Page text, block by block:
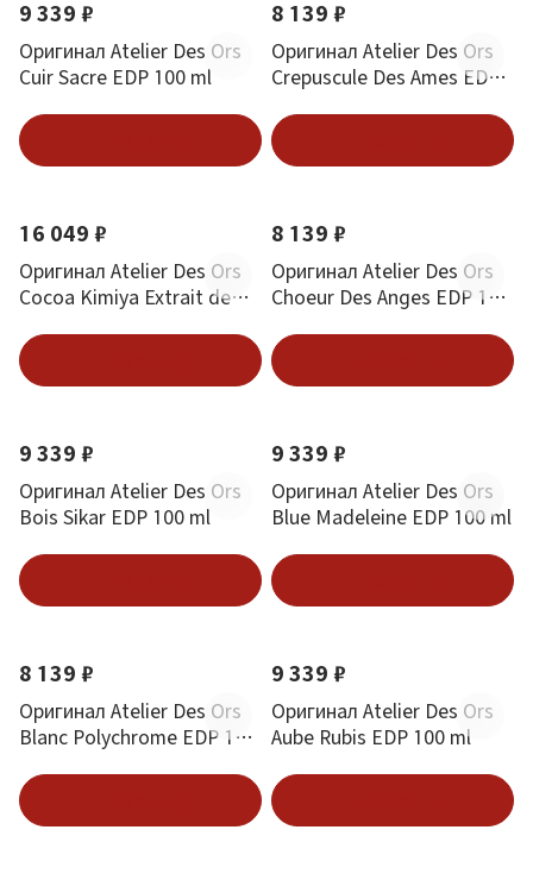
9 339 ₽
Оригинал Atelier Des Ors
Cuir Sacre EDP 100 ml
8 139 ₽
Оригинал Atelier Des Ors
Crepuscule Des Ames EDP
16 049 ₽
Оригинал Atelier Des Ors
Cocoa Kimiya Extrait de
8 139 ₽
Оригинал Atelier Des Ors
Choeur Des Anges EDP 100
9 339 ₽
Оригинал Atelier Des Ors
Bois Sikar EDP 100 ml
9 339 ₽
Оригинал Atelier Des Ors
Blue Madeleine EDP 100 ml
8 139 ₽
Оригинал Atelier Des Ors
Blanc Polychrome EDP 100
9 339 ₽
Оригинал Atelier Des Ors
Aube Rubis EDP 100 ml